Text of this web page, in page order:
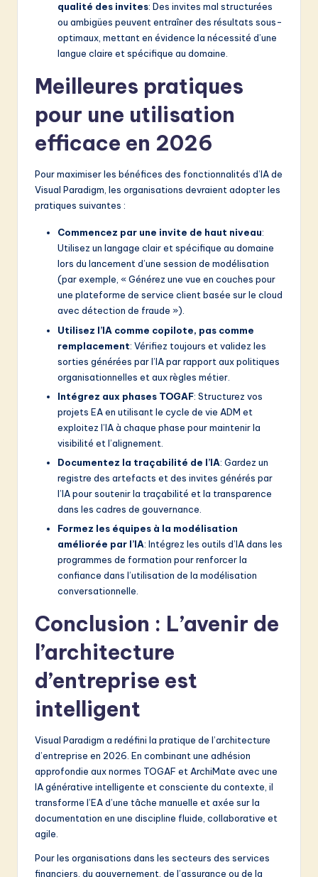
qualité des invites: Des invites mal structurées
ou ambigües peuvent entraîner des résultats sous-
optimaux, mettant en évidence la nécessité d’une
langue claire et spécifique au domaine.
Meilleures pratiques
pour une utilisation
efficace en 2026
Pour maximiser les bénéfices des fonctionnalités d’IA de
Visual Paradigm, les organisations devraient adopter les
pratiques suivantes :
Commencez par une invite de haut niveau:
Utilisez un langage clair et spécifique au domaine
lors du lancement d’une session de modélisation
(par exemple, « Générez une vue en couches pour
une plateforme de service client basée sur le cloud
avec détection de fraude »).
Utilisez l’IA comme copilote, pas comme
remplacement: Vérifiez toujours et validez les
sorties générées par l’IA par rapport aux politiques
organisationnelles et aux règles métier.
Intégrez aux phases TOGAF: Structurez vos
projets EA en utilisant le cycle de vie ADM et
exploitez l’IA à chaque phase pour maintenir la
visibilité et l’alignement.
Documentez la traçabilité de l’IA: Gardez un
registre des artefacts et des invites générés par
l’IA pour soutenir la traçabilité et la transparence
dans les cadres de gouvernance.
Formez les équipes à la modélisation
améliorée par l’IA: Intégrez les outils d’IA dans les
programmes de formation pour renforcer la
confiance dans l’utilisation de la modélisation
conversationnelle.
Conclusion : L’avenir de
l’architecture
d’entreprise est
intelligent
Visual Paradigm a redéfini la pratique de l’architecture
d’entreprise en 2026. En combinant une adhésion
approfondie aux normes TOGAF et ArchiMate avec une
IA générative intelligente et consciente du contexte, il
transforme l’EA d’une tâche manuelle et axée sur la
documentation en une discipline fluide, collaborative et
agile.
Pour les organisations dans les secteurs des services
financiers, du gouvernement, de l’assurance ou de la